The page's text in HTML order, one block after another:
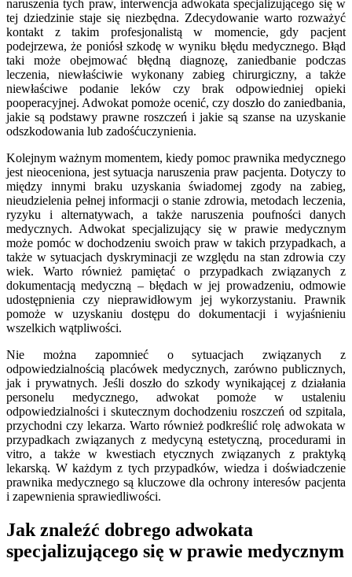
naruszenia tych praw, interwencja adwokata specjalizującego się w
tej dziedzinie staje się niezbędna. Zdecydowanie warto rozważyć
kontakt z takim profesjonalistą w momencie, gdy pacjent
podejrzewa, że poniósł szkodę w wyniku błędu medycznego. Błąd
taki może obejmować błędną diagnozę, zaniedbanie podczas
leczenia, niewłaściwie wykonany zabieg chirurgiczny, a także
niewłaściwe podanie leków czy brak odpowiedniej opieki
pooperacyjnej. Adwokat pomoże ocenić, czy doszło do zaniedbania,
jakie są podstawy prawne roszczeń i jakie są szanse na uzyskanie
odszkodowania lub zadośćuczynienia.
Kolejnym ważnym momentem, kiedy pomoc prawnika medycznego
jest nieoceniona, jest sytuacja naruszenia praw pacjenta. Dotyczy to
między innymi braku uzyskania świadomej zgody na zabieg,
nieudzielenia pełnej informacji o stanie zdrowia, metodach leczenia,
ryzyku i alternatywach, a także naruszenia poufności danych
medycznych. Adwokat specjalizujący się w prawie medycznym
może pomóc w dochodzeniu swoich praw w takich przypadkach, a
także w sytuacjach dyskryminacji ze względu na stan zdrowia czy
wiek. Warto również pamiętać o przypadkach związanych z
dokumentacją medyczną – błędach w jej prowadzeniu, odmowie
udostępnienia czy nieprawidłowym jej wykorzystaniu. Prawnik
pomoże w uzyskaniu dostępu do dokumentacji i wyjaśnieniu
wszelkich wątpliwości.
Nie można zapomnieć o sytuacjach związanych z
odpowiedzialnością placówek medycznych, zarówno publicznych,
jak i prywatnych. Jeśli doszło do szkody wynikającej z działania
personelu medycznego, adwokat pomoże w ustaleniu
odpowiedzialności i skutecznym dochodzeniu roszczeń od szpitala,
przychodni czy lekarza. Warto również podkreślić rolę adwokata w
przypadkach związanych z medycyną estetyczną, procedurami in
vitro, a także w kwestiach etycznych związanych z praktyką
lekarską. W każdym z tych przypadków, wiedza i doświadczenie
prawnika medycznego są kluczowe dla ochrony interesów pacjenta
i zapewnienia sprawiedliwości.
Jak znaleźć dobrego adwokata
specjalizującego się w prawie medycznym